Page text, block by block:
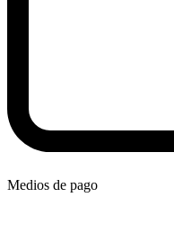
Medios de pago